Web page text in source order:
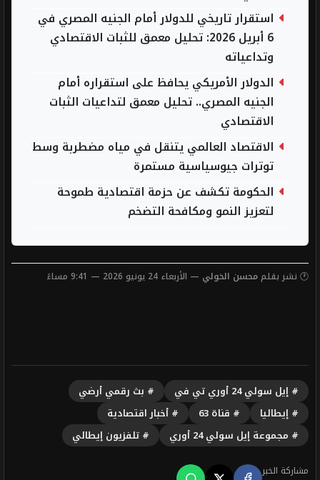
استقرار تاريخي للدولار أمام الجنيه المصري في
6 أبريل 2026: تحليل معمق للثبات الاقتصادي
وتداعياته
الدولار الأمريكي يحافظ على استقراره أمام
الجنيه المصري.. تحليل معمق لتداعيات الثبات
الاقتصادي
الاقتصاد العالمي يتنقل في مياه مضطربة وسط
توترات جيوسياسية مستمرة
الحكومة تكشف عن حزمة اقتصادية طموحة
لتعزيز النمو ومكافحة التضخم
🕐 نشر بقلممحسن الخولي — الأربعاء 24 يونيو 2026 — 9:41 مساءً
# إيل سولي 24 أوري تي في
# بث رقمي أرضي
# إيطاليا
# قناة 63
# أخبار اقتصادية
# مجموعة إيل سولي 24 أوري
# تلفزيون إيطالي
مشاركة الخبر